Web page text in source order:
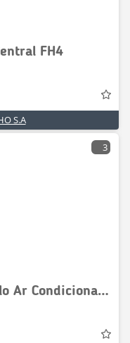
FH4
S.A
3
Volvo FH4 Módulo de Controlo Ar Condicionado